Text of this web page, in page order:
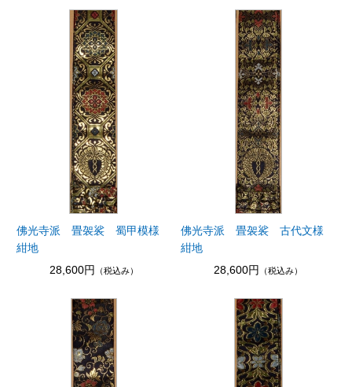
佛光寺派 畳袈裟 蜀甲模様
紺地
28,600円
（税込み）
佛光寺派 畳袈裟 古代文様
紺地
28,600円
（税込み）